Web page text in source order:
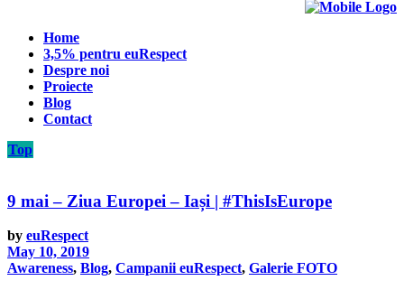
Home
3,5% pentru euRespect
Despre noi
Proiecte
Blog
Contact
Top
9 mai – Ziua Europei – Iași | #ThisIsEurope
by euRespect
May 10, 2019
Awareness, Blog, Campanii euRespect, Galerie FOTO